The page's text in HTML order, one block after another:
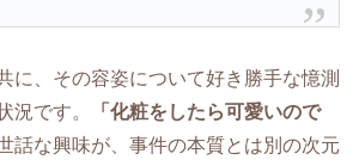
に、その容姿について好き勝手な憶測
況です。
「化粧をしたら可愛いので
話な興味が、事件の本質とは別の次元